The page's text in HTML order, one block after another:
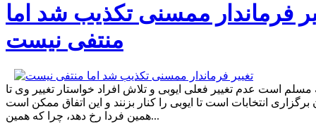
فرماندار ممسنی تکذیب شد اما
منتفی نیست
مسلم است عدم تغییر فعلی ایوبی و تلاش افراد خواستار تغییر وی تا
برگزاری انتخابات است تا ایوبی را کنار بزنند و این اتفاق ممکن است
همین فردا رخ دهد، چرا که همین...